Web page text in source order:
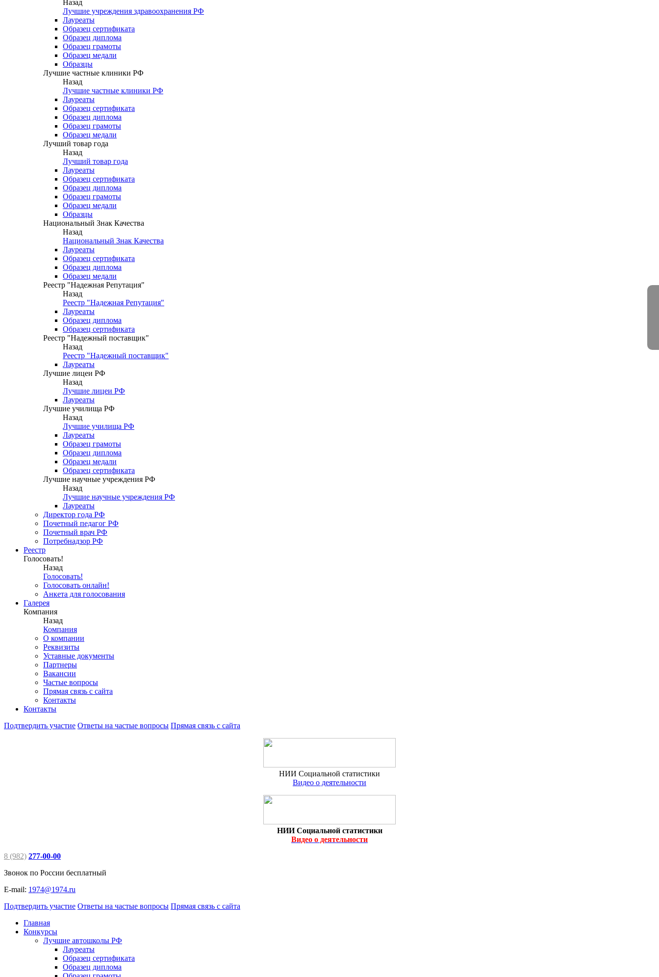
Назад
Лучшие учреждения здравоохранения РФ
Лауреаты
Образец сертификата
Образец диплома
Образец грамоты
Образец медали
Образцы
Лучшие частные клиники РФ
Назад
Лучшие частные клиники РФ
Лауреаты
Образец сертификата
Образец диплома
Образец грамоты
Образец медали
Лучший товар года
Назад
Лучший товар года
Лауреаты
Образец сертификата
Образец диплома
Образец грамоты
Образец медали
Образцы
Национальный Знак Качества
Назад
Национальный Знак Качества
Лауреаты
Образец сертификата
Образец диплома
Образец медали
Реестр "Надежная Репутация"
Назад
Реестр "Надежная Репутация"
Лауреаты
Образец диплома
Образец сертификата
Реестр "Надежный поставщик"
Назад
Реестр "Надежный поставщик"
Лауреаты
Лучшие лицеи РФ
Назад
Лучшие лицеи РФ
Лауреаты
Лучшие училища РФ
Назад
Лучшие училища РФ
Лауреаты
Образец грамоты
Образец диплома
Образец медали
Образец сертификата
Лучшие научные учреждения РФ
Назад
Лучшие научные учреждения РФ
Лауреаты
Директор года РФ
Почетный педагог РФ
Почетный врач РФ
Потребнадзор РФ
Реестр
Голосовать!
Назад
Голосовать!
Голосовать онлайн!
Анкета для голосования
Галерея
Компания
Назад
Компания
О компании
Реквизиты
Уставные документы
Партнеры
Вакансии
Частые вопросы
Прямая связь с сайта
Контакты
Контакты
Подтвердить участие Ответы на частые вопросы Прямая связь с сайта
НИИ Социальной статистики
Видео о деятельности
НИИ Социальной статистики
Видео о деятельности
8 (982) 277-00-00
Звонок по России бесплатный
E-mail: 1974@1974.ru
Подтвердить участие Ответы на частые вопросы Прямая связь с сайта
Главная
Конкурсы
Лучшие автошколы РФ
Лауреаты
Образец сертификата
Образец диплома